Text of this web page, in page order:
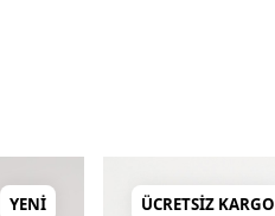
YENI ÜCRETSIZ KARGO